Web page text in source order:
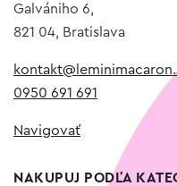
Galvániho 6,
821 04, Bratislava
0950 691 691
Navigovať
NAKUPUJ PODĽA